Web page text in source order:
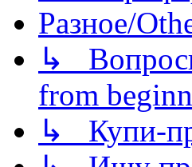
Разное/
↳
from
↳ Купи-